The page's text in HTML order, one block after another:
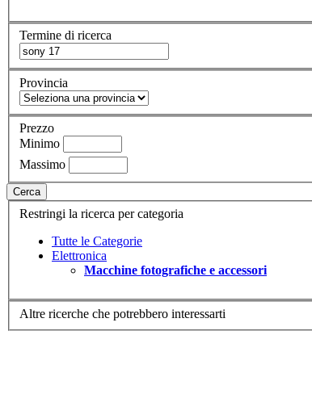
Termine di ricerca
Provincia
Prezzo
Minimo
Massimo
Cerca
Restringi la ricerca per categoria
Tutte le Categorie
Elettronica
Macchine fotografiche e accessori
Altre ricerche che potrebbero interessarti